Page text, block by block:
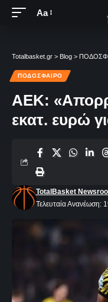
Aa
Totalbasket.gr > Blog >
ΠΟΔΟΣΦΑΙΡΟ
ΑΕΚ:
εκατ. ευρώ
Τελευταία Ανανέωση:
TotalBasket